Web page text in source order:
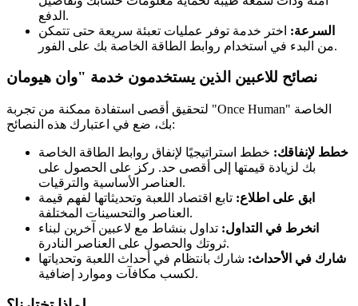
الدفع.
السرعة: اختر خدمة توفر عمليات تعبئة سريعة حتى تتمكن
من البدء في استخدام روابط الطاقة الخاصة بك على الفور.
نصائح للاعبين الذين يستخدمون خدمة "وان هيومان
لتحقيق أقصى استفادة ممكنة من تجربة "Once Human" الخاصة
بك، ضع في اعتبارك هذه النصائح:
خطط لإنفاقك: خطط استراتيجيًا لإنفاق روابط الطاقة الخاصة
بك لزيادة قيمتها إلى أقصى حد. ركز على الحصول على
العناصر الأساسية والترقيات.
ابق على اطلاع: تابع اقتصاد اللعبة وتحديثاتها لفهم قيمة
العناصر والتحسينات المختلفة.
انخرط في التداول: تداول بنشاط مع لاعبين آخرين لبناء
ثروتك والحصول على العناصر النادرة.
شارك في الأحداث: شارك بانتظام في أحداث اللعبة وتحدياتها
لكسب مكافآت وموارد إضافية.